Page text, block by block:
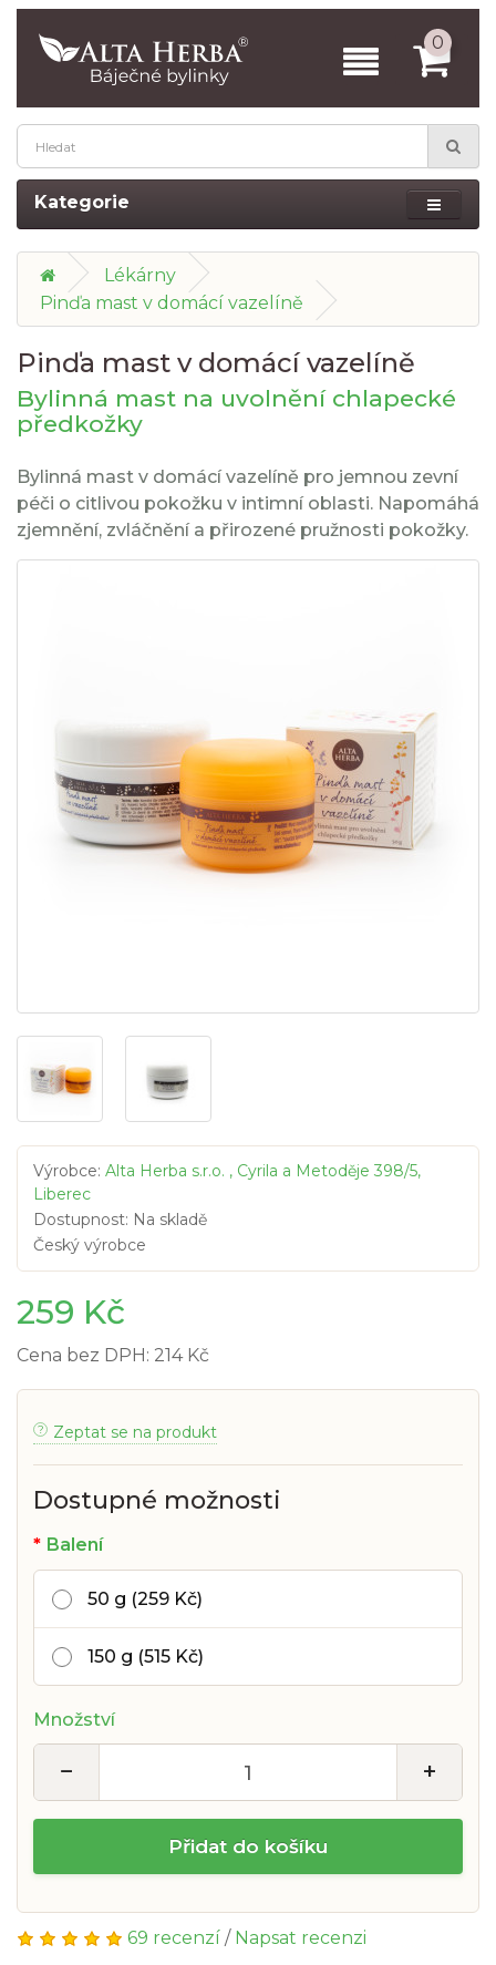
0
Kategorie
Lékárny
Pinďa mast v domácí vazelíně
Pinďa mast v domácí vazelíně
Bylinná mast na uvolnění chlapecké
předkožky
Bylinná mast v domácí vazelíně pro jemnou zevní
péči o citlivou pokožku v intimní oblasti. Napomáhá
zjemnění, zvláčnění a přirozené pružnosti pokožky.
Výrobce: Alta Herba s.r.o. , Cyrila a Metoděje 398/5,
Liberec
Dostupnost: Na skladě
Český výrobce
259 Kč
Cena bez DPH: 214 Kč
Zeptat se na produkt
Dostupné možnosti
Balení
50 g (259 Kč)
150 g (515 Kč)
Množství
− +
Přidat do košíku
69 recenzí / Napsat recenzi